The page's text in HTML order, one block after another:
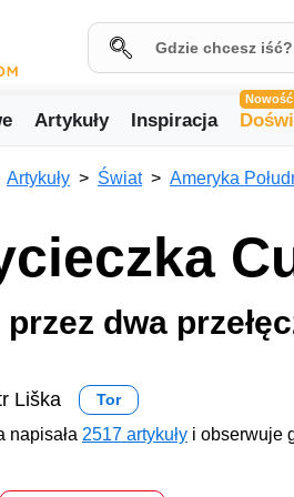
Artykuły Inspiracja
Nowość
Artykuły Świat Ameryka
dwa
Liška Tor
napisała 2517 artykuły i obserwuje